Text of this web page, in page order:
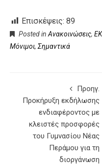
Επισκέψεις: 89
Posted in Ανακοινώσεις,
Μόνιμοι, Σημαντικά
Προηγ.
Προκήρυξη εκδήλωσης
ενδιαφέροντος με
κλειστές προσφορές
του Γυμνασίου Νέας
Περάμου για τη
διοργάνωση